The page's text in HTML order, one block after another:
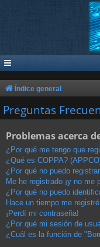
Índice general
Preguntas
Problemas acerca
¿Por qué me tengo que
¿Qué es COPPA?
¿Por qué no puedo
Me he registrado ¡y no me
¿Por qué no puedo
Hace un tiempo me
¡Perdí mi contraseña!
¿Por qué mi sesión de
¿Cuál es la función de